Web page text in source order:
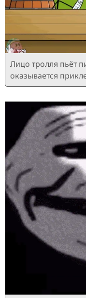
Лицо тролля пьёт
оказывается